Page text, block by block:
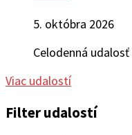
5. októbra 2026
Celodenná udalosť
Viac udalostí
Filter udalostí